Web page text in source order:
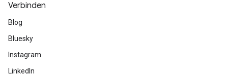
Verbinden
Blog
Bluesky
Instagram
LinkedIn